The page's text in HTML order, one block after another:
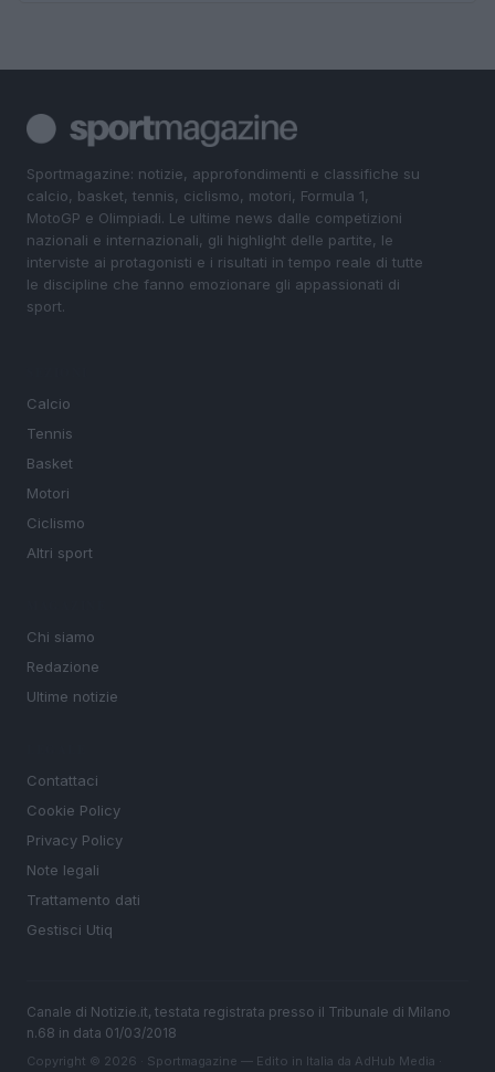
Sportmagazine: notizie, approfondimenti e classifiche su
calcio, basket, tennis, ciclismo, motori, Formula 1,
MotoGP e Olimpiadi. Le ultime news dalle competizioni
nazionali e internazionali, gli highlight delle partite, le
interviste ai protagonisti e i risultati in tempo reale di tutte
le discipline che fanno emozionare gli appassionati di
sport.
Calcio
Tennis
Basket
Motori
Ciclismo
Altri sport
Chi siamo
Redazione
Ultime notizie
Contattaci
Cookie Policy
Privacy Policy
Note legali
Trattamento dati
Gestisci Utiq
Canale di Notizie.it, testata registrata presso il Tribunale di Milano
n.68 in data 01/03/2018
Copyright © 2026 · Sportmagazine — Edito in Italia da AdHub Media